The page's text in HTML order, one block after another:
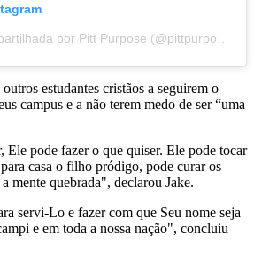
estudantes cristãos a seguirem o
campus e a não terem medo de ser “uma
Ele pode fazer o que quiser. Ele pode tocar
casa o filho pródigo, pode curar os
mente quebrada", declarou Jake.
servi-Lo e fazer com que Seu nome seja
e em toda a nossa nação", concluiu